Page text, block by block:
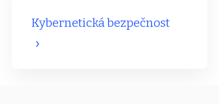
Kybernetická bezpečnost